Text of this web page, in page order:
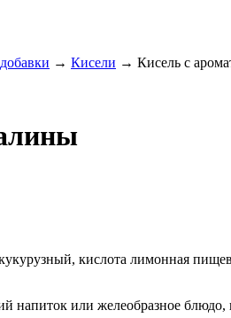
→ Кисели → Кисель с
кислота лимонная
или желеобразное блюдо,